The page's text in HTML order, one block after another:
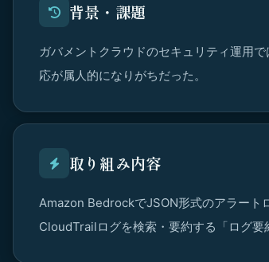
背景・課題
ガバメントクラウドのセキュリティ運用
応が属人的になりがちだった。
取り組み内容
Amazon BedrockでJSON形式のアラート
CloudTrailログを検索・要約する「ログ要